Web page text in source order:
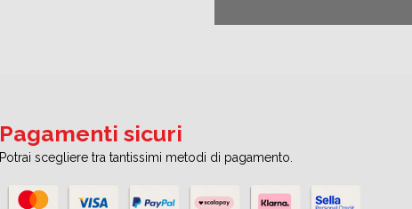
Pagamenti sicuri
Potrai scegliere tra tantissimi metodi di pagamento.